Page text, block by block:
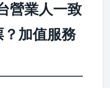
營業人一致
加值服務